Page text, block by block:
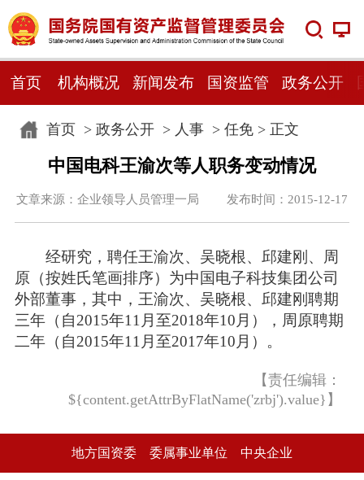
首页 机构概况 新闻发布 国资监管 政务公开
首页> 政务公开> 人事> 任免> 正文
中国电科王渝次等人职务变动情况
文章来源：企业领导人员管理一局 发布时间：2015-12-17
经研究，聘任王渝次、吴晓根、邱建刚、周
原（按姓氏笔画排序）为中国电子科技集团公司
外部董事，其中，王渝次、吴晓根、邱建刚聘期
三年（自2015年11月至2018年10月），周原聘期
二年（自2015年11月至2017年10月）。
【责任编辑：
${content.getAttrByFlatName('zrbj').value}】
地方国资委 委属事业单位 中央企业